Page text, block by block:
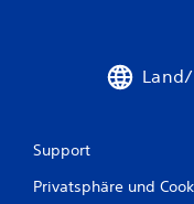
Support
Privatsphäre und